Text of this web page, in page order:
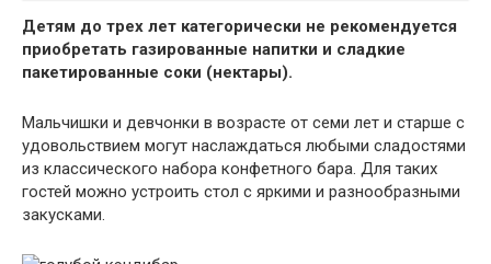
Детям до трех лет категорически не рекомендуется
приобретать газированные напитки и сладкие
пакетированные соки (нектары).
Мальчишки и девчонки в возрасте от семи лет и старше с
удовольствием могут наслаждаться любыми сладостями
из классического набора конфетного бара. Для таких
гостей можно устроить стол с яркими и разнообразными
закусками.